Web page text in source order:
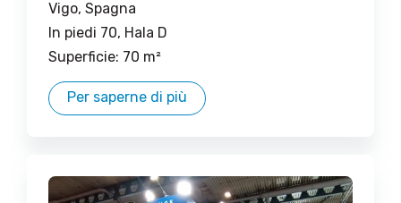
Vigo, ​​​​Spagna
In piedi 70, Hala D
Superficie: 70 m²
Per saperne di più